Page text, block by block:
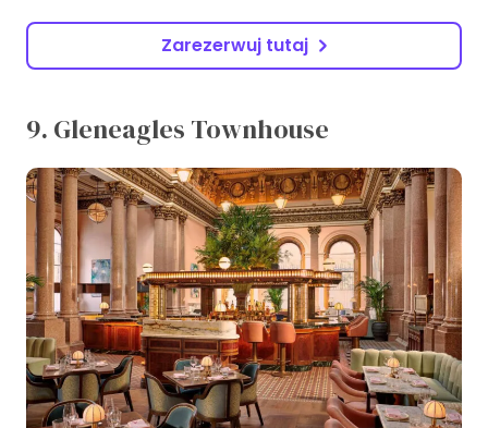
Zarezerwuj tutaj
9. Gleneagles Townhouse